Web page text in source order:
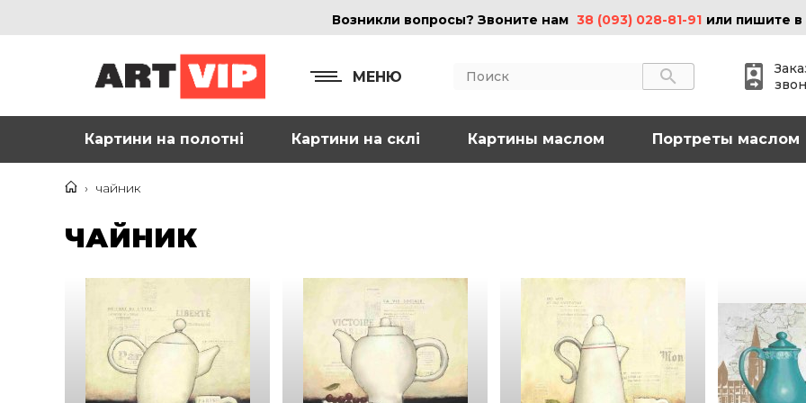
Возникли вопросы? Звоните нам 38 (093) 028-81-91 или пишите в
МЕНЮ
Картини на полотні Картини на склі Картины маслом Портреты маслом
› чайник
ЧАЙНИК
КОНТАКТЫ
Адрес
г. Харьков, ул.
Смольная 32 (3 этаж),
м. Спортивная
ИНФОРМАЦИЯ
Доставка и возврат